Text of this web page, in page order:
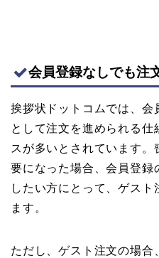
会員登録なしでも注
挨拶状ドットコムでは、会
として注文を進められる仕
スが多いとされています
要になった場合、会員登録
したい方にとって、ゲスト
ます。
ただし、ゲスト注文の場合